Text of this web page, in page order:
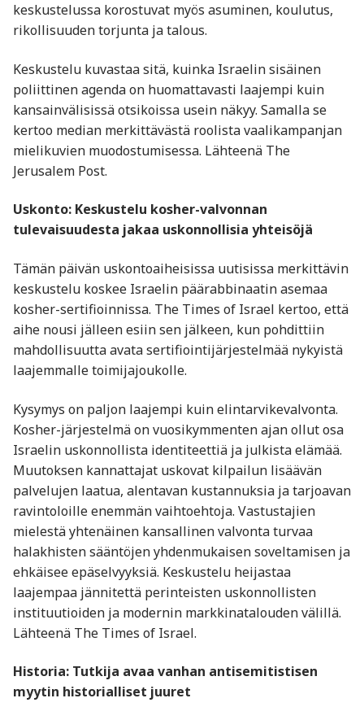
keskustelussa korostuvat myös asuminen, koulutus,
rikollisuuden torjunta ja talous.
Keskustelu kuvastaa sitä, kuinka Israelin sisäinen
poliittinen agenda on huomattavasti laajempi kuin
kansainvälisissä otsikoissa usein näkyy. Samalla se
kertoo median merkittävästä roolista vaalikampanjan
mielikuvien muodostumisessa. Lähteenä The
Jerusalem Post.
Uskonto: Keskustelu kosher-valvonnan
tulevaisuudesta jakaa uskonnollisia yhteisöjä
Tämän päivän uskontoaiheisissa uutisissa merkittävin
keskustelu koskee Israelin päärabbinaatin asemaa
kosher-sertifioinnissa. The Times of Israel kertoo, että
aihe nousi jälleen esiin sen jälkeen, kun pohdittiin
mahdollisuutta avata sertifiointijärjestelmää nykyistä
laajemmalle toimijajoukolle.
Kysymys on paljon laajempi kuin elintarvikevalvonta.
Kosher-järjestelmä on vuosikymmenten ajan ollut osa
Israelin uskonnollista identiteettiä ja julkista elämää.
Muutoksen kannattajat uskovat kilpailun lisäävän
palvelujen laatua, alentavan kustannuksia ja tarjoavan
ravintoloille enemmän vaihtoehtoja. Vastustajien
mielestä yhtenäinen kansallinen valvonta turvaa
halakhisten sääntöjen yhdenmukaisen soveltamisen ja
ehkäisee epäselvyyksiä. Keskustelu heijastaa
laajempaa jännitettä perinteisten uskonnollisten
instituutioiden ja modernin markkinatalouden välillä.
Lähteenä The Times of Israel.
Historia: Tutkija avaa vanhan antisemitistisen
myytin historialliset juuret